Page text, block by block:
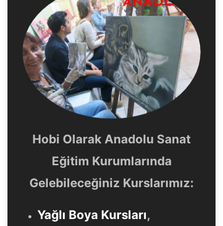
Hobi Olarak Anadolu Sanat
Eğitim Kurumlarında
Gelebileceğiniz Kurslarımız:
Yağlı Boya Kursları,